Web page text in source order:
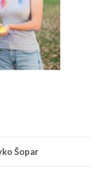
Šopar